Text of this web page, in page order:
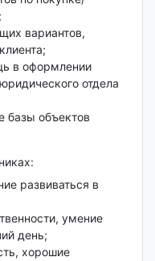
вариантов,
в оформлении
отдела
базы объектов
развиваться в
умение
день;
хорошие